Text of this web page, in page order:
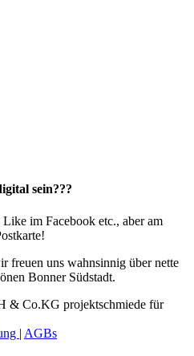
sein???
im Facebook etc., aber am
freuen uns wahnsinnig über nette
Bonner Südstadt.
& Co.KG projektschmiede für
| AGBs